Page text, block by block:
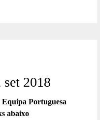
2018
Portuguesa